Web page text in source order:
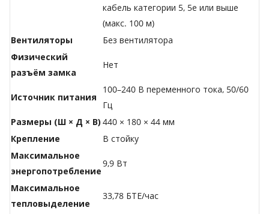
кабель категории 5, 5е или выше
(макс. 100 м)
Вентиляторы
Без вентилятора
Физический
разъём замка
Нет
Источник питания
100–240 В переменного тока, 50/60
Гц
Размеры (Ш × Д × В) 440 × 180 × 44 мм
Крепление
В стойку
Максимальное
энергопотребление
9,9 Вт
Максимальное
тепловыделение
33,78 БТЕ/час